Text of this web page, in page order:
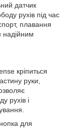
датчик
рухів під час
плавання
надійним
кріпиться
руки,
рухів і
для